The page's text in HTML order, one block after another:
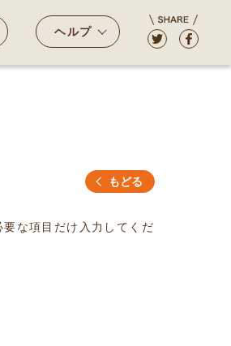
ヘルプ
もどる
な項目だけ入力してくだ